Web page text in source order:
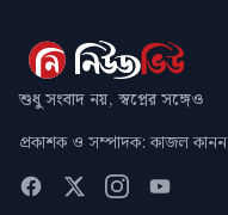
শুধু সংবাদ নয়, স্বপ্নের সঙ্গেও
প্রকাশক ও সম্পাদক: কাজল কানন